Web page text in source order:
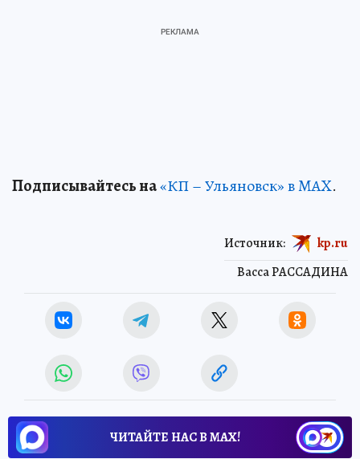
Подписывайтесь на«КП – Ульяновск» в MAX.
Васса РАССАДИНА
Источник: kp.ru
ЧИТАЙТЕ НАС В МАХ!